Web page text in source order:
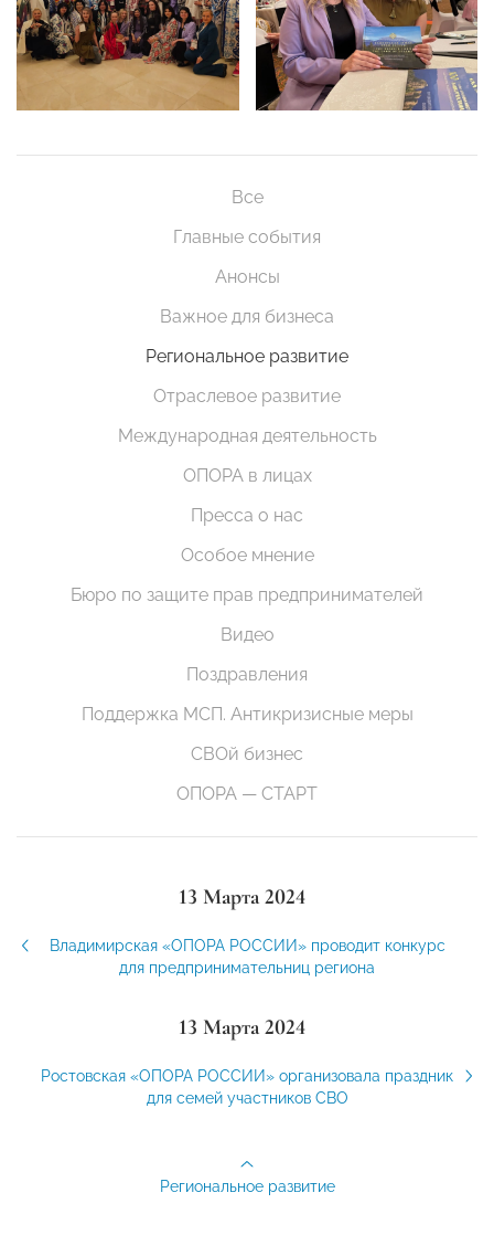
Все
Главные события
Анонсы
Важное для бизнеса
Региональное развитие
Отраслевое развитие
Международная деятельность
ОПОРА в лицах
Пресса о нас
Особое мнение
Бюро по защите прав предпринимателей
Видео
Поздравления
Поддержка МСП. Антикризисные меры
СВОй бизнес
ОПОРА — СТАРТ
13 Марта 2024
Владимирская «ОПОРА РОССИИ» проводит конкурс
для предпринимательниц региона
13 Марта 2024
Ростовская «ОПОРА РОССИИ» организовала праздник
для семей участников СВО
Региональное развитие